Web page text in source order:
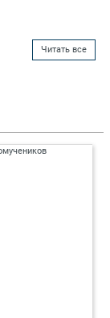
Читать все